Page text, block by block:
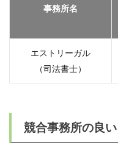
事務所名
エストリーガル
（司法書士）
競合事務所の良